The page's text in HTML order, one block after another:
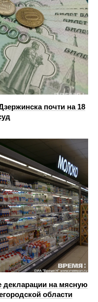
почти на 18
декларации на мясную
области